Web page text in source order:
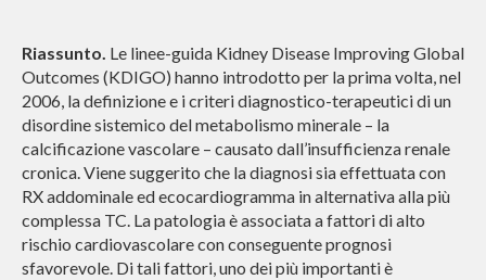
Riassunto. Le linee-guida Kidney Disease Improving Global
Outcomes (KDIGO) hanno introdotto per la prima volta, nel
2006, la definizione e i criteri diagnostico-terapeutici di un
disordine sistemico del metabolismo minerale – la
calcificazione vascolare – causato dall’insufficienza renale
cronica. Viene suggerito che la diagnosi sia effettuata con
RX addominale ed ecocardiogramma in alternativa alla più
complessa TC. La patologia è associata a fattori di alto
rischio cardiovascolare con conseguente prognosi
sfavorevole. Di tali fattori, uno dei più importanti è